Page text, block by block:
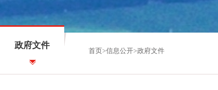
政府文件
首页 >信息公开>政府文件